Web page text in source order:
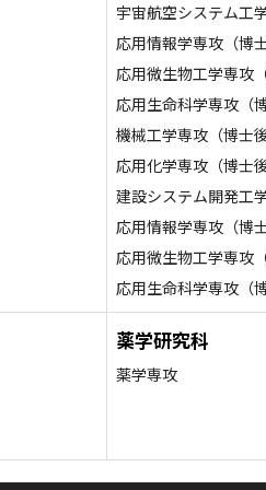
宇宙航空システム工
応用情報学専攻（博
応用微生物工学専攻
応用生命科学専攻（
機械工学専攻（博士
応用化学専攻（博士
建設システム開発工
応用情報学専攻（博
応用微生物工学専攻
応用生命科学専攻（
薬学研究科
薬学専攻